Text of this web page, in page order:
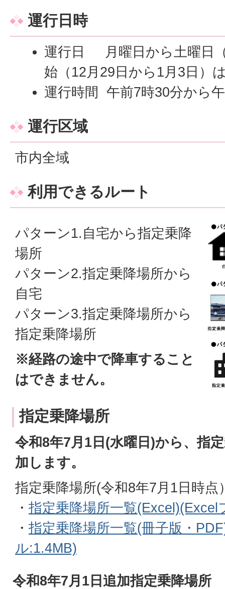
運行日時
運行日
月曜日から土曜日
始（12月29日から1月3日）
運行時間 午前7時30分から
運行区域
市内全域
利用できるルート
パターン1.自宅から指定乗降
場所
パターン2.指定乗降場所から
自宅
パターン3.指定乗降場所から
指定乗降場所
※経路の途中で降車すること
はできません。
指定乗降場所
令和8年7月1日(水曜日)から、指
加します。
指定乗降場所(令和8年7月1日時点
・ 指定乗降場所一覧(Excel)(Excel
・ 指定乗降場所一覧(冊子版・
ル:1.4MB)
令和8年7月1日追加指定乗降場所